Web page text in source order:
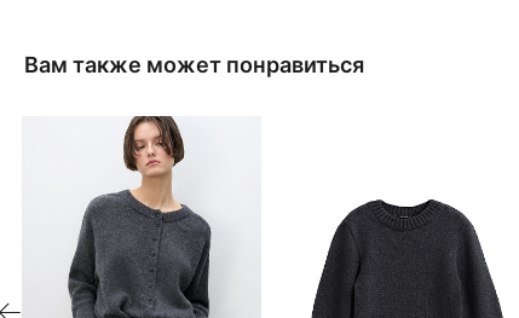
Вам также может понравиться